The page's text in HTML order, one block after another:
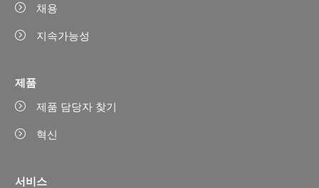
채용
지속가능성
제품
제품 담당자 찾기
혁신
서비스